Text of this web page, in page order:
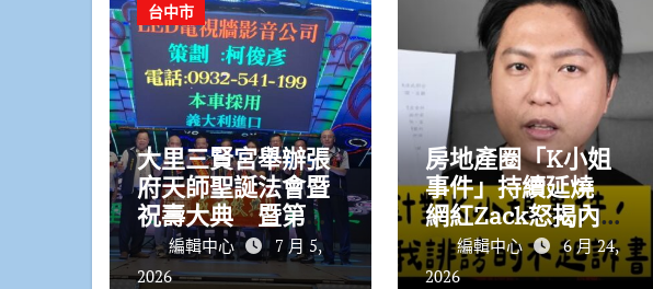
台中市
大里三賢宮舉辦張
府天師聖誕法會暨
祝壽大典 暨第六
屆龍虎天師義子會
會長交接祈福迎祥
編輯中心
7 月 5,
2026
房地產圈「K小姐
事件」持續延燒
網紅Zack怒揭內
幕 35線上賞屋捲
入風暴引熱議
編輯中心
6 月 24,
2026